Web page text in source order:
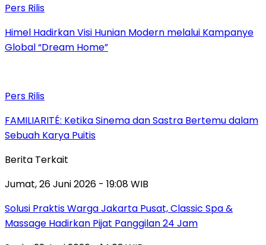
Pers Rilis
Himel Hadirkan Visi Hunian Modern melalui Kampanye
Global “Dream Home”
Pers Rilis
FAMILIARITÉ: Ketika Sinema dan Sastra Bertemu dalam
Sebuah Karya Puitis
Berita Terkait
Jumat, 26 Juni 2026 - 19:08 WIB
Solusi Praktis Warga Jakarta Pusat, Classic Spa &
Massage Hadirkan Pijat Panggilan 24 Jam